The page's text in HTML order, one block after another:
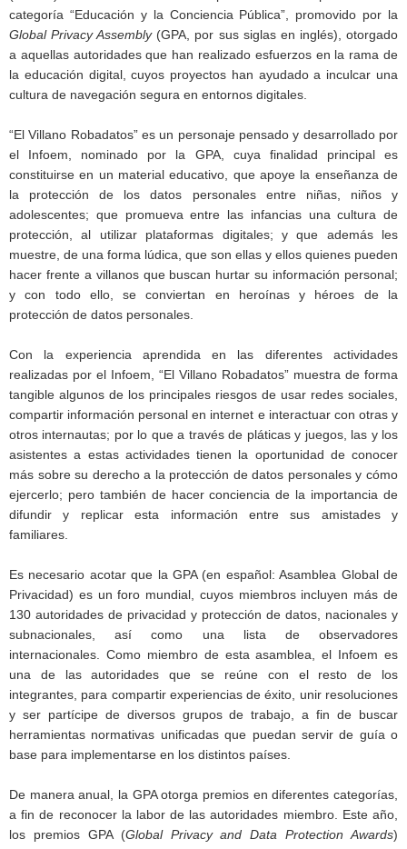
categoría “Educación y la Conciencia Pública”, promovido por la
Global Privacy Assembly(GPA, por sus siglas en inglés), otorgado
a aquellas autoridades que han realizado esfuerzos en la rama de
la educación digital, cuyos proyectos han ayudado a inculcar una
cultura de navegación segura en entornos digitales.
“El Villano Robadatos” es un personaje pensado y desarrollado por
el Infoem, nominado por la GPA, cuya finalidad principal es
constituirse en un material educativo, que apoye la enseñanza de
la protección de los datos personales entre niñas, niños y
adolescentes; que promueva entre las infancias una cultura de
protección, al utilizar plataformas digitales; y que además les
muestre, de una forma lúdica, que son ellas y ellos quienes pueden
hacer frente a villanos que buscan hurtar su información personal;
y con todo ello, se conviertan en heroínas y héroes de la
protección de datos personales.
Con la experiencia aprendida en las diferentes actividades
realizadas por el Infoem, “El Villano Robadatos” muestra de forma
tangible algunos de los principales riesgos de usar redes sociales,
compartir información personal en internet e interactuar con otras y
otros internautas; por lo que a través de pláticas y juegos, las y los
asistentes a estas actividades tienen la oportunidad de conocer
más sobre su derecho a la protección de datos personales y cómo
ejercerlo; pero también de hacer conciencia de la importancia de
difundir y replicar esta información entre sus amistades y
familiares.
Es necesario acotar que la GPA (en español: Asamblea Global de
Privacidad) es un foro mundial, cuyos miembros incluyen más de
130 autoridades de privacidad y protección de datos, nacionales y
subnacionales, así como una lista de observadores
internacionales. Como miembro de esta asamblea, el Infoem es
una de las autoridades que se reúne con el resto de los
integrantes, para compartir experiencias de éxito, unir resoluciones
y ser partícipe de diversos grupos de trabajo, a fin de buscar
herramientas normativas unificadas que puedan servir de guía o
base para implementarse en los distintos países.
De manera anual, la GPA otorga premios en diferentes categorías,
a fin de reconocer la labor de las autoridades miembro. Este año,
los premios GPA (Global Privacy and Data Protection Awards)